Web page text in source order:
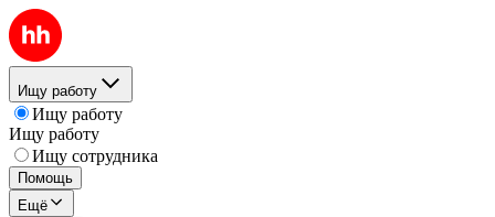
Ищу работу
Ищу работу
Ищу работу
Ищу сотрудника
Помощь
Ещё